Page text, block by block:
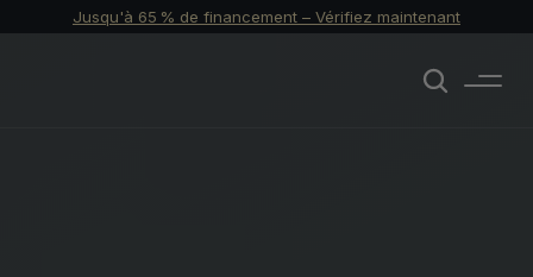
Jusqu'à 65 % de financement – Vérifiez maintenant